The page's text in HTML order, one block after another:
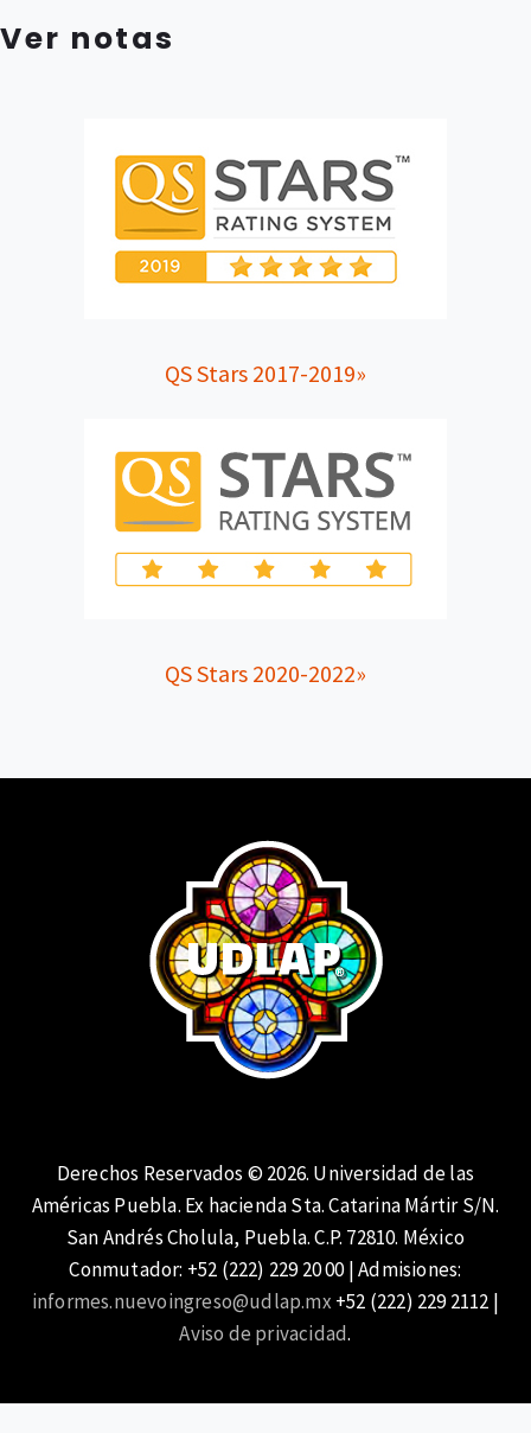
Ver notas
QS Stars 2017-2019»
QS Stars 2020-2022»
Derechos Reservados © 2026. Universidad de las
Américas Puebla. Ex hacienda Sta. Catarina Mártir S/N.
San Andrés Cholula, Puebla. C.P. 72810. México
Conmutador: +52 (222) 229 20 00 | Admisiones:
informes.nuevoingreso@udlap.mx +52 (222) 229 2112 |
Aviso de privacidad.